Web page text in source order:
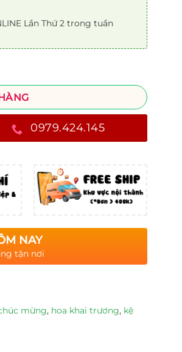
Lần Thứ 2 trong tuần
0979.424.145
NAY
tận nơi
mừng, hoa khai trương, kệ